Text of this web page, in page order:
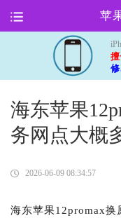
苹
海东苹果
务网点大概
2026-06-09 08:34:57
海东苹果12promax换